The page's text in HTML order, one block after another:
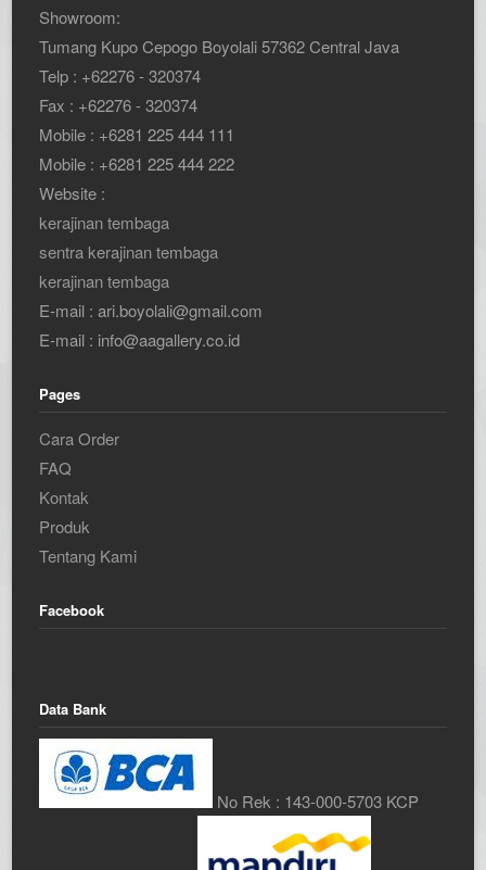
Showroom:
Tumang Kupo Cepogo Boyolali 57362 Central Java
Telp : +62276 - 320374
Fax : +62276 - 320374
Mobile : +6281 225 444 111
Mobile : +6281 225 444 222
Website :
kerajinan tembaga
sentra kerajinan tembaga
kerajinan tembaga
E-mail : ari.boyolali@gmail.com
E-mail : info@aagallery.co.id
Pages
Cara Order
FAQ
Kontak
Produk
Tentang Kami
Facebook
Data Bank
No Rek : 143-000-5703 KCP